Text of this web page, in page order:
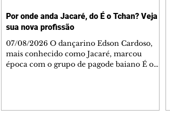
Por onde anda Jacaré, do É o Tchan? Veja
sua nova profissão
07/08/2026 O dançarino Edson Cardoso,
mais conhecido como Jacaré, marcou
época com o grupo de pagode baiano É o